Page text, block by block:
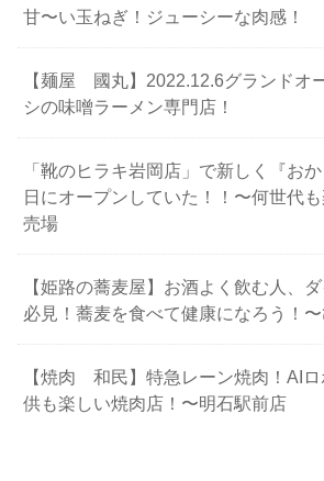
甘〜い玉ねぎ！ジューシーな肉感！
【麺屋 國丸】2022.12.6グランドオ
シの味噌ラーメン専門店！
「靴のヒラキ岩岡店」で新しく『お
日にオープンしていた！！〜何世代
売場
【姫路の蕎麦屋】お酒よく飲む人、
必見！蕎麦を食べて健康になろう！
【焼肉 和民】特急レーン焼肉！AI
供も楽しい焼肉店！〜明石駅前店